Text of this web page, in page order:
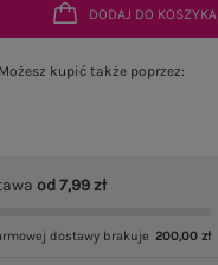
DODAJ DO KOSZYKA
Możesz kupić także poprzez:
od 7,99 zł
dostawy brakuje 200,00 zł